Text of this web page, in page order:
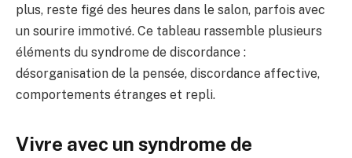
plus, reste figé des heures dans le salon, parfois avec
un sourire immotivé. Ce tableau rassemble plusieurs
éléments du syndrome de discordance :
désorganisation de la pensée, discordance affective,
comportements étranges et repli.
Vivre avec un syndrome de